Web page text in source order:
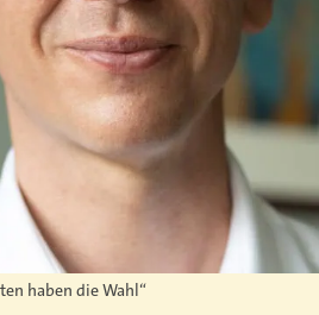
haben die Wahl“